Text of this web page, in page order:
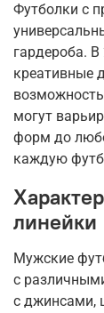
Футболки с
гардероба. В
креативные
могут
форм до
каждую
линейки
Мужские
с
с джинсами,